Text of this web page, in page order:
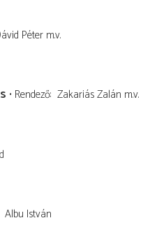
Péter m.v.
Rendező Zakariás Zalán m.v.
Albu István